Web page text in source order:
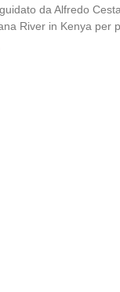
da Alfredo
River in Kenya per